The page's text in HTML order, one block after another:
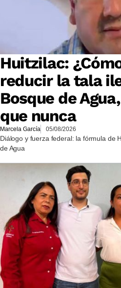
Huitzilac:
reducir la tala
Bosque de
que nunca
Marcela García 05/08/2026
Diálogo y fuerza federal: la fórmula de
de Agua